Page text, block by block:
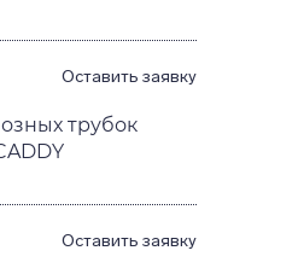
Оставить заявку
трубок
Оставить заявку